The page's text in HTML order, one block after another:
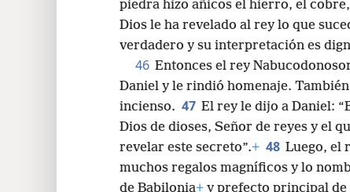
cortó una piedra de la montaña,
piedra hizo añicos el hierro, el
Dios le ha revelado al rey lo que
verdadero y su interpretación es
46 Entonces el rey
Daniel y le rindió homenaje.
incienso. 47 El rey le dijo a Daniel:
Dios de dioses, Señor de reyes y el
revelar este secreto”.+ 48 Luego, el